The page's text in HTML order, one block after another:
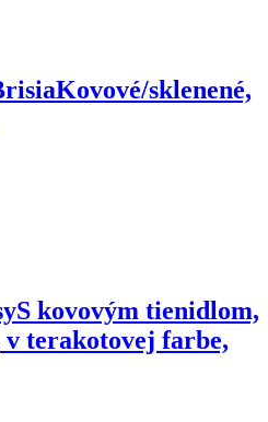
Kovové/sklenené,
S kovovým tienidlom,
v terakotovej farbe,